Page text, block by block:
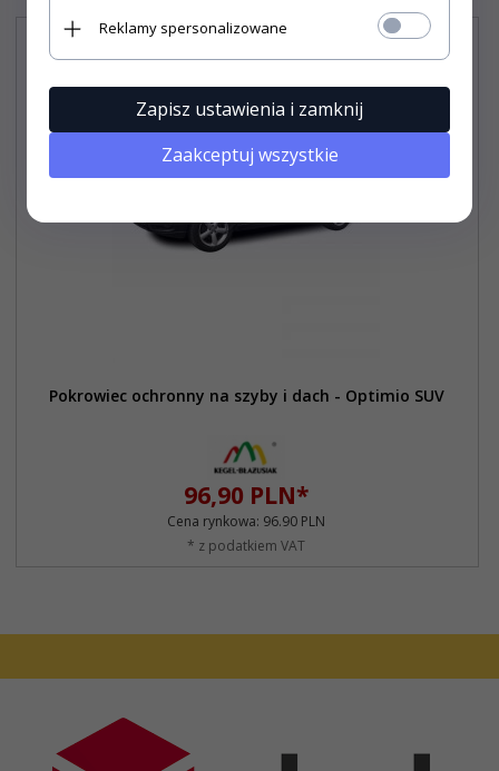
Pokrowiec ochronny na szyby i dach - Optimio SUV
96,90 PLN*
Cena rynkowa: 96.90 PLN
* z podatkiem VAT
Reklamy spersonalizowane
Zapisz ustawienia i zamknij
Zaakceptuj wszystkie